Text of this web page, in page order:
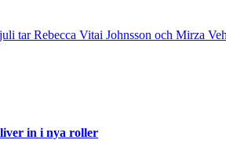
tar Rebecca Vitai Johnsson och Mirza
in i nya roller